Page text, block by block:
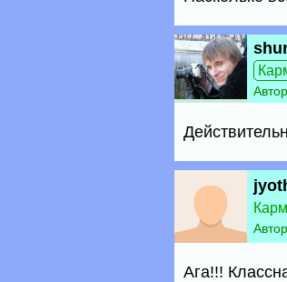
Автор
Автор
Ага!!!